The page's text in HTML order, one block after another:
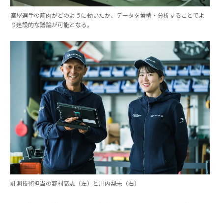
室屋選手の筋肉がどのように動いたか、データを蓄積・分析することでよ
り建設的な議論が可能となる。
計測技術担当の野村高志（左）と川内梨未（右）